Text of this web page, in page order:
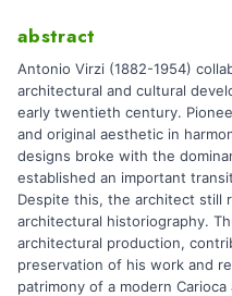
abstract
Antonio Virzi (1882-1954)
architectural and cultural
early twentieth century.
and original aesthetic in
designs broke with the
established an important
Despite this, the architect still
architectural historiography.
architectural production,
preservation of his work and
patrimony of a modern